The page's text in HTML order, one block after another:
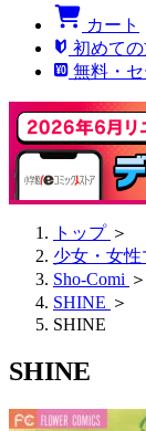
カート
初めて
無料・
トップ ＞
少女・女性
Sho-Comi ＞
SHINE ＞
SHINE
SHINE